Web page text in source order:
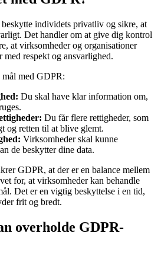
individets privatliv og sikre, at
Det handler om at give dig kontrol
at virksomheder og organisationer
respekt og ansvarlighed.
mål med GDPR:
Du skal have klar information om,
Du får flere rettigheder, som
og retten til at blive glemt.
Virksomheder skal kunne
de beskytter dine data.
GDPR, at der er en balance mellem
for, at virksomheder kan behandle
Det er en vigtig beskyttelse i en tid,
frit og bredt.
overholde GDPR-